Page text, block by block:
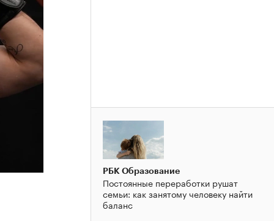
РБК Образование
Постоянные переработки рушат
семьи: как занятому человеку найти
баланс